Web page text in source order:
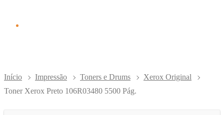
Início Impressão Toners e Drums
Xerox Original
Toner Xerox Preto 106R03480 5500 Pág.